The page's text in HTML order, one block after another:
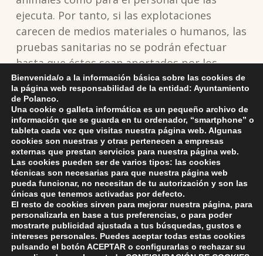
ejecuta. Por tanto, si las explotaciones
carecen de medios materiales o humanos, las
pruebas sanitarias no se podrán efectuar
hasta que éstos sean aportados por los
titulares de las mismas.
Para cualquier aclaración se ruega contactar
con el 942207826 y 942207825.
Skip back to main navigation
Bienvenida/o a la información básica sobre las cookies de
la página web responsabilidad de la entidad: Ayuntamiento
de Polanco.
Una cookie o galleta informática es un pequeño archivo de
información que se guarda en tu ordenador, “smartphone” o
tableta cada vez que visitas nuestra página web. Algunas
cookies son nuestras y otras pertenecen a empresas
externas que prestan servicios para nuestra página web.
Las cookies pueden ser de varios tipos: las cookies
técnicas son necesarias para que nuestra página web
pueda funcionar, no necesitan de tu autorización y son las
únicas que tenemos activadas por defecto.
El resto de cookies sirven para mejorar nuestra página, para
personalizarla en base a tus preferencias, o para poder
mostrarte publicidad ajustada a tus búsquedas, gustos e
intereses personales. Puedes aceptar todas estas cookies
pulsando el botón ACEPTAR o configurarlas o rechazar su